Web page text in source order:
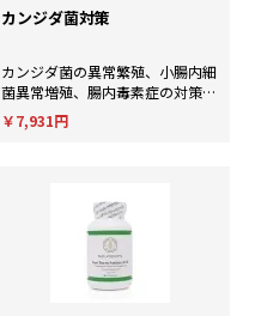
カンジダ菌対策
カンジダ菌の異常繁殖、小腸内細
菌異常増殖、腸内毒素症の対策
に！
￥7,931円